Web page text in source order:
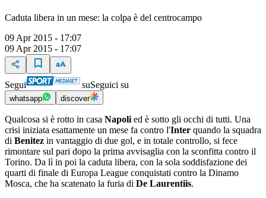
Caduta libera in un mese: la colpa è del centrocampo
09 Apr 2015 - 17:07
09 Apr 2015 - 17:07
Segui suSeguici su
whatsapp discover
Qualcosa si è rotto in casa Napoli ed è sotto gli occhi di tutti. Una
crisi iniziata esattamente un mese fa contro l'Inter quando la squadra
di Benitez in vantaggio di due gol, e in totale controllo, si fece
rimontare sul pari dopo la prima avvisaglia con la sconfitta contro il
Torino. Da lì in poi la caduta libera, con la sola soddisfazione dei
quarti di finale di Europa League conquistati contro la Dinamo
Mosca, che ha scatenato la furia di De Laurentiis.